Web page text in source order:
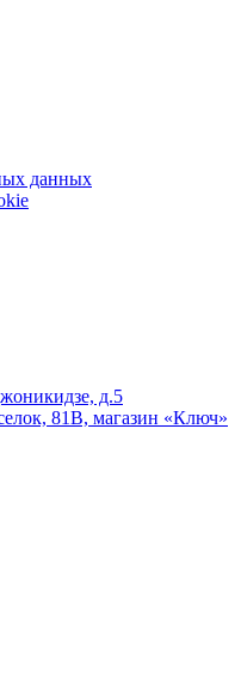
данных
д.5
81В, магазин «Ключ»